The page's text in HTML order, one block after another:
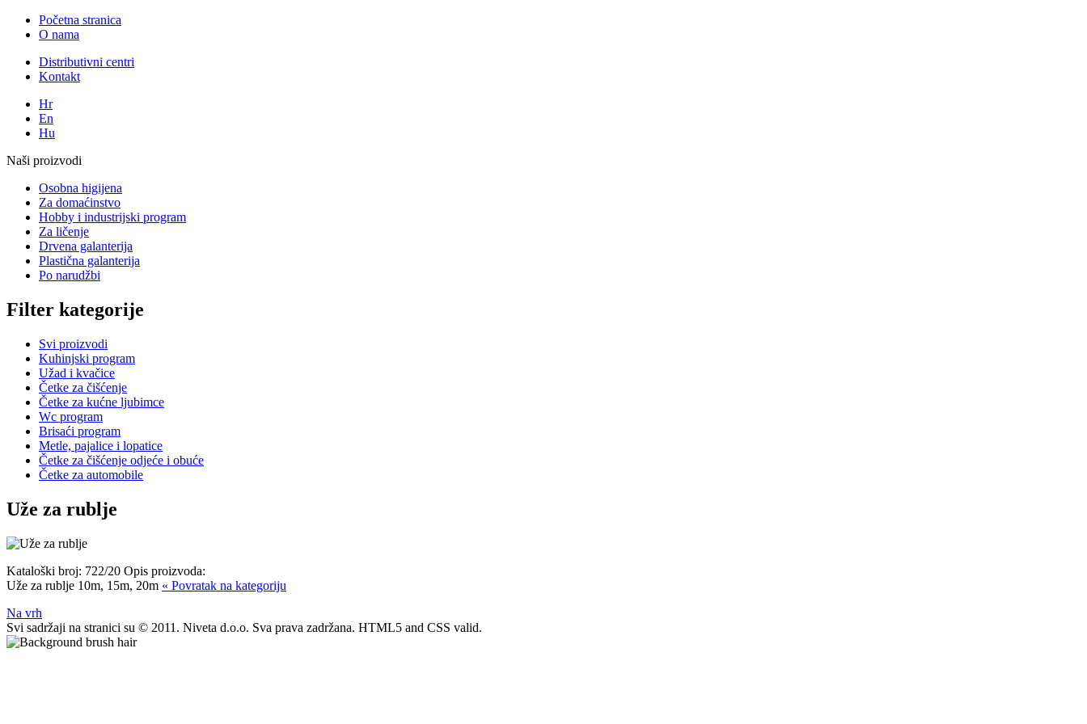
Početna stranica
O nama
Distributivni centri
Kontakt
Hr
En
Hu
Naši proizvodi
Osobna higijena
Za domaćinstvo
Hobby i industrijski program
Za ličenje
Drvena galanterija
Plastična galanterija
Po narudžbi
Filter kategorije
Svi proizvodi
Kuhinjski program
Užad i kvačice
Četke za čišćenje
Četke za kućne ljubimce
Wc program
Brisaći program
Metle, pajalice i lopatice
Četke za čišćenje odjeće i obuće
Četke za automobile
Uže za rublje
Kataloški broj: 722/20 Opis proizvoda:
Uže za rublje 10m, 15m, 20m « Povratak na kategoriju
Na vrh
Svi sadržaji na stranici su © 2011. Niveta d.o.o. Sva prava zadržana. HTML5 and CSS valid.